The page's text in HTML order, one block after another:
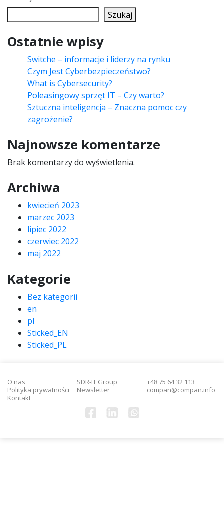
Szukaj
Ostatnie wpisy
Switche – informacje i liderzy na rynku
Czym Jest Cyberbezpieczeństwo?
What is Cybersecurity?
Poleasingowy sprzęt IT – Czy warto?
Sztuczna inteligencja – Znaczna pomoc czy
zagrożenie?
Najnowsze komentarze
Brak komentarzy do wyświetlenia.
Archiwa
kwiecień 2023
marzec 2023
lipiec 2022
czerwiec 2022
maj 2022
Kategorie
Bez kategorii
en
pl
Sticked_EN
Sticked_PL
O nas
Polityka prywatności
Kontakt
SDR-IT Group
Newsletter
+48 75 64 32 113
compan@compan.info